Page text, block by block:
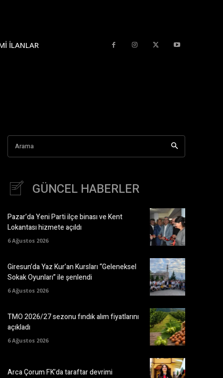
İLANLAR
Arama
GÜNCEL HABERLER
Pazar’da Yeni Parti ilçe binası ve Kent
Lokantası hizmete açıldı
6 Ağustos 2026
Giresun’da Yaz Kur’an Kursları “Geleneksel
Sokak Oyunları” ile şenlendi
6 Ağustos 2026
TMO 2026/27 sezonu fındık alım fiyatlarını
açıkladı
6 Ağustos 2026
Arca Çorum FK’da taraftar devrimi